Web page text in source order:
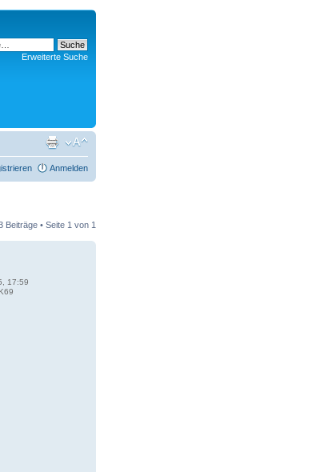
Erweiterte Suche
Anmelden
Beiträge • Seite 1 von 1
17:59